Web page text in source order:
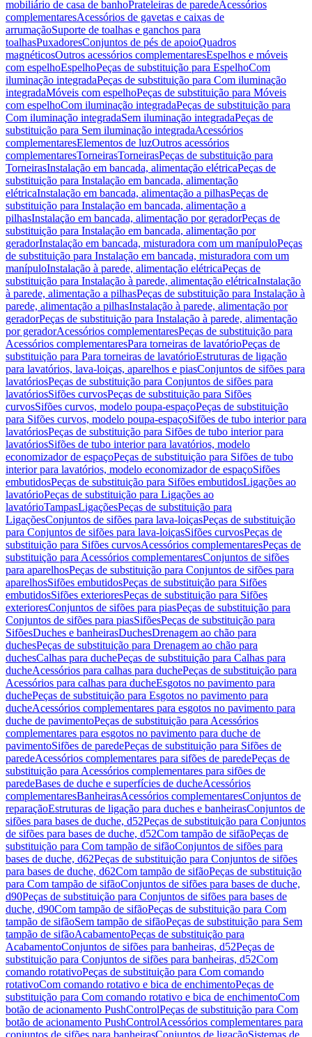
mobiliário de casa de banhoPrateleiras de paredeAcessórios
complementaresAcessórios de gavetas e caixas de
arrumaçãoSuporte de toalhas e ganchos para
toalhasPuxadoresConjuntos de pés de apoioQuadros
magnéticosOutros acessórios complementaresEspelhos e móveis
com espelhoEspelhoPeças de substituição para EspelhoCom
iluminação integradaPeças de substituição para Com iluminação
integradaMóveis com espelhoPeças de substituição para Móveis
com espelhoCom iluminação integradaPeças de substituição para
Com iluminação integradaSem iluminação integradaPeças de
substituição para Sem iluminação integradaAcessórios
complementaresElementos de luzOutros acessórios
complementaresTorneirasTorneirasPeças de substituição para
TorneirasInstalação em bancada, alimentação elétricaPeças de
substituição para Instalação em bancada, alimentação
elétricaInstalação em bancada, alimentação a pilhasPeças de
substituição para Instalação em bancada, alimentação a
pilhasInstalação em bancada, alimentação por geradorPeças de
substituição para Instalação em bancada, alimentação por
geradorInstalação em bancada, misturadora com um manípuloPeças
de substituição para Instalação em bancada, misturadora com um
manípuloInstalação à parede, alimentação elétricaPeças de
substituição para Instalação à parede, alimentação elétricaInstalação
à parede, alimentação a pilhasPeças de substituição para Instalação à
parede, alimentação a pilhasInstalação à parede, alimentação por
geradorPeças de substituição para Instalação à parede, alimentação
por geradorAcessórios complementaresPeças de substituição para
Acessórios complementaresPara torneiras de lavatórioPeças de
substituição para Para torneiras de lavatórioEstruturas de ligação
para lavatórios, lava-loiças, aparelhos e piasConjuntos de sifões para
lavatóriosPeças de substituição para Conjuntos de sifões para
lavatóriosSifões curvosPeças de substituição para Sifões
curvosSifões curvos, modelo poupa-espaçoPeças de substituição
para Sifões curvos, modelo poupa-espaçoSifões de tubo interior para
lavatóriosPeças de substituição para Sifões de tubo interior para
lavatóriosSifões de tubo interior para lavatórios, modelo
economizador de espaçoPeças de substituição para Sifões de tubo
interior para lavatórios, modelo economizador de espaçoSifões
embutidosPeças de substituição para Sifões embutidosLigações ao
lavatórioPeças de substituição para Ligações ao
lavatórioTampasLigaçõesPeças de substituição para
LigaçõesConjuntos de sifões para lava-loiçasPeças de substituição
para Conjuntos de sifões para lava-loiçasSifões curvosPeças de
substituição para Sifões curvosAcessórios complementaresPeças de
substituição para Acessórios complementaresConjuntos de sifões
para aparelhosPeças de substituição para Conjuntos de sifões para
aparelhosSifões embutidosPeças de substituição para Sifões
embutidosSifões exterioresPeças de substituição para Sifões
exterioresConjuntos de sifões para piasPeças de substituição para
Conjuntos de sifões para piasSifõesPeças de substituição para
SifõesDuches e banheirasDuchesDrenagem ao chão para
duchesPeças de substituição para Drenagem ao chão para
duchesCalhas para duchePeças de substituição para Calhas para
ducheAcessórios para calhas para duchePeças de substituição para
Acessórios para calhas para ducheEsgotos no pavimento para
duchePeças de substituição para Esgotos no pavimento para
ducheAcessórios complementares para esgotos no pavimento para
duche de pavimentoPeças de substituição para Acessórios
complementares para esgotos no pavimento para duche de
pavimentoSifões de paredePeças de substituição para Sifões de
paredeAcessórios complementares para sifões de paredePeças de
substituição para Acessórios complementares para sifões de
paredeBases de duche e superfícies de ducheAcessórios
complementaresBanheirasAcessórios complementaresConjuntos de
reparaçãoEstruturas de ligação para duches e banheirasConjuntos de
sifões para bases de duche, d52Peças de substituição para Conjuntos
de sifões para bases de duche, d52Com tampão de sifãoPeças de
substituição para Com tampão de sifãoConjuntos de sifões para
bases de duche, d62Peças de substituição para Conjuntos de sifões
para bases de duche, d62Com tampão de sifãoPeças de substituição
para Com tampão de sifãoConjuntos de sifões para bases de duche,
d90Peças de substituição para Conjuntos de sifões para bases de
duche, d90Com tampão de sifãoPeças de substituição para Com
tampão de sifãoSem tampão de sifãoPeças de substituição para Sem
tampão de sifãoAcabamentoPeças de substituição para
AcabamentoConjuntos de sifões para banheiras, d52Peças de
substituição para Conjuntos de sifões para banheiras, d52Com
comando rotativoPeças de substituição para Com comando
rotativoCom comando rotativo e bica de enchimentoPeças de
substituição para Com comando rotativo e bica de enchimentoCom
botão de acionamento PushControlPeças de substituição para Com
botão de acionamento PushControlAcessórios complementares para
conjuntos de sifões para banheirasConjuntos de ligaçãoSistemas de